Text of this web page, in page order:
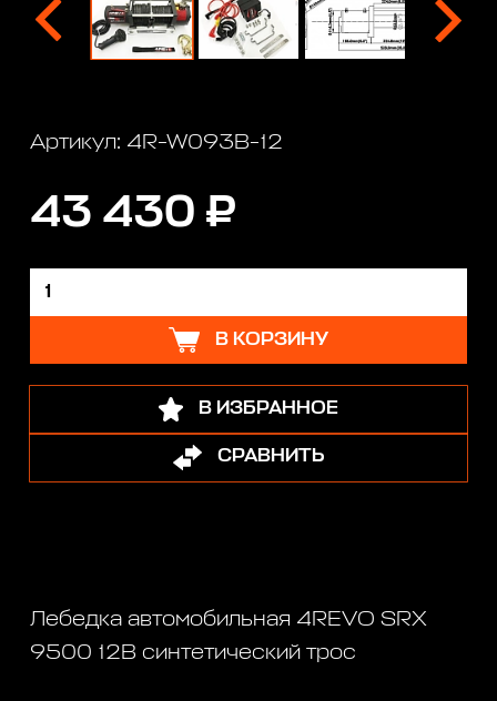
Артикул: 4R-W093B-12
43 430 ₽
В КОРЗИНУ
В ИЗБРАННОЕ
СРАВНИТЬ
Лебедка автомобильная 4REVO SRX
9500 12В синтетический трос